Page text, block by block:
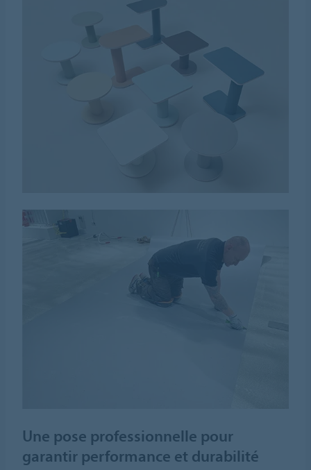
Une pose professionnelle pour
garantir performance et durabilité